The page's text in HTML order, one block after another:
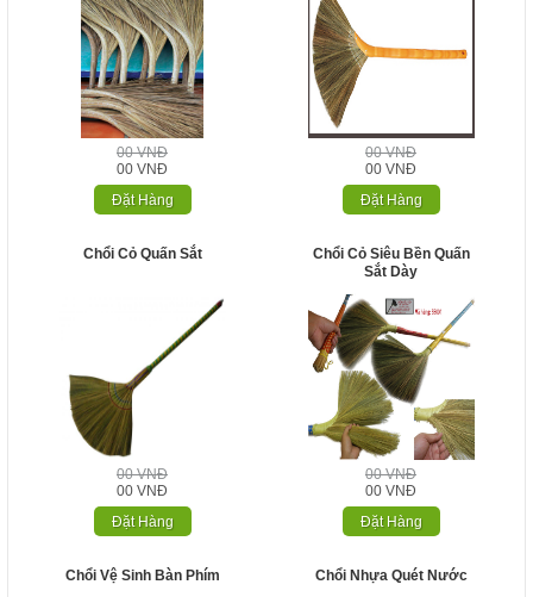
00 VNĐ
00 VNĐ
Đặt Hàng
00 VNĐ
00 VNĐ
Đặt Hàng
Chổi Cỏ Quấn Sắt
00 VNĐ
00 VNĐ
Đặt Hàng
Chổi Cỏ Siêu Bền Quấn
Sắt Dày
00 VNĐ
00 VNĐ
Đặt Hàng
Chổi Vệ Sinh Bàn Phím Chổi Nhựa Quét Nước